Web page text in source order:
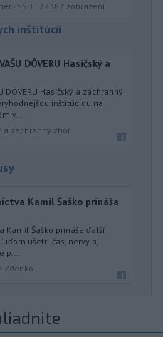
- SSD | 27382 zobrazení
inštitúcií
DÔVERU Hasičský a
DÔVERU Hasičský a záchranný
inštitúciou na
v...
a záchranný zbor
Kamil Šaško prináša
Kamil Šaško prináša ďalší
ušetrí čas, nervy aj
p...
Zdenko